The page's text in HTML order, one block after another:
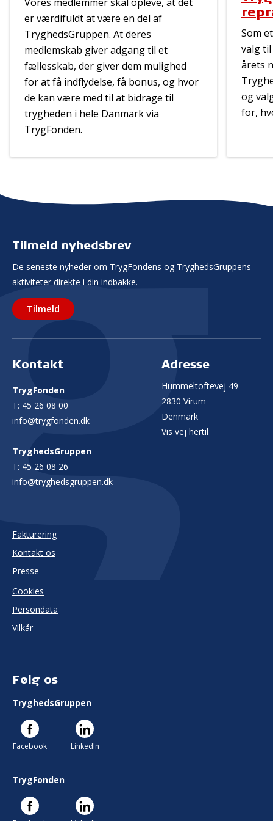
er værdifuldt at være en del af
TryghedsGruppen. At deres
medlemskab giver adgang til et
fællesskab, der giver dem mulighed
for at få indflydelse, få bonus, og hvor
de kan være med til at bidrage til
trygheden i hele Danmark via
TrygFonden.
Som
valg
årets
og
for,
Tilmeld nyhedsbrev
De seneste nyheder om TrygFondens og TryghedsGruppens
aktiviteter direkte i din indbakke.
Tilmeld
Kontakt
TrygFonden
T: 45 26 08 00
info@trygfonden.dk
TryghedsGruppen
T: 45 26 08 26
info@tryghedsgruppen.dk
Adresse
Hummeltoftevej 49
2830 Virum
Denmark
Vis vej hertil
Fakturering
Kontakt os
Presse
Cookies
Persondata
Vilkår
Følg os
TryghedsGruppen
Facebook LinkedIn
TrygFonden